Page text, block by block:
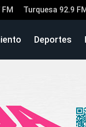
Turquesa 92.9
Deportes